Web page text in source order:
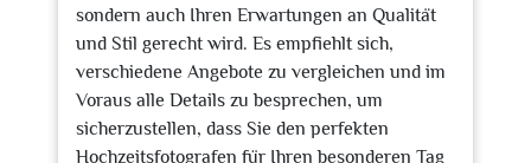
sondern auch Ihren Erwartungen an Qualität
und Stil gerecht wird. Es empfiehlt sich,
verschiedene Angebote zu vergleichen und im
Voraus alle Details zu besprechen, um
sicherzustellen, dass Sie den perfekten
Hochzeitsfotografen für Ihren besonderen Tag